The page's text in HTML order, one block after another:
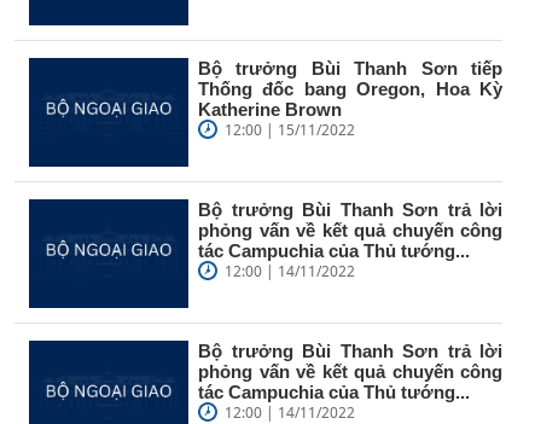
Bộ trưởng Bùi Thanh Sơn tiếp
Thống đốc bang Oregon, Hoa Kỳ
Katherine Brown
12:00 | 15/11/2022
Bộ trưởng Bùi Thanh Sơn trả lời
phỏng vấn về kết quả chuyến công
tác Campuchia của Thủ tướng...
12:00 | 14/11/2022
Bộ trưởng Bùi Thanh Sơn trả lời
phỏng vấn về kết quả chuyến công
tác Campuchia của Thủ tướng...
12:00 | 14/11/2022